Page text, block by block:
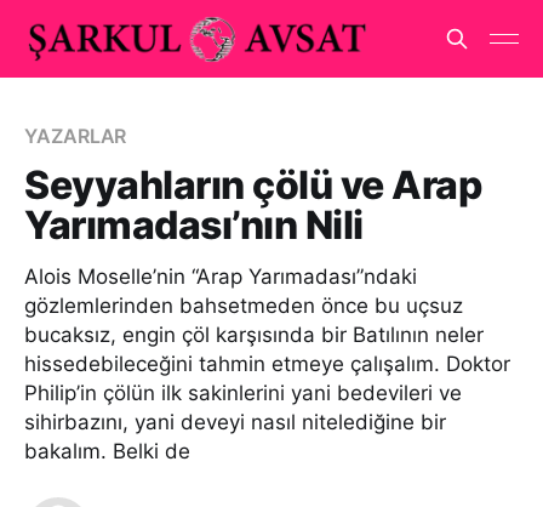
YAZARLAR
Seyyahların çölü ve Arap
Yarımadası’nın Nili
Alois Moselle’nin “Arap Yarımadası”ndaki
gözlemlerinden bahsetmeden önce bu uçsuz
bucaksız, engin çöl karşısında bir Batılının neler
hissedebileceğini tahmin etmeye çalışalım. Doktor
Philip’in çölün ilk sakinlerini yani bedevileri ve
sihirbazını, yani deveyi nasıl nitelediğine bir
bakalım. Belki de